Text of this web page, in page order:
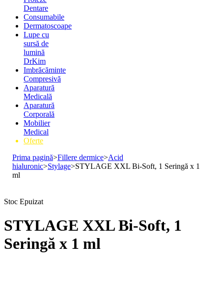
Dentare
Consumabile
Dermatoscoape
Lupe cu
sursă de
lumină
DrKim
Imbrăcăminte
Compresivă
Aparatură
Medicală
Aparatură
Corporală
Mobilier
Medical
Oferte
Prima pagină>Fillere dermice>Acid
hialuronic>Stylage>STYLAGE XXL Bi-Soft, 1 Seringă x 1
ml
Stoc Epuizat
STYLAGE XXL Bi-Soft, 1
Seringă x 1 ml